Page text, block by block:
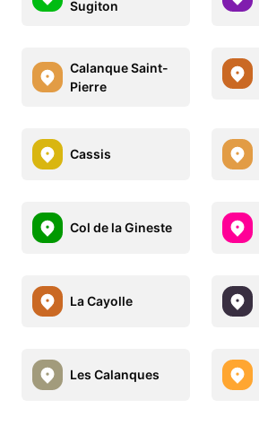
Sugiton
Calanque Saint-
Pierre
Cassis
Col de la Gineste
La Cayolle
Les Calanques